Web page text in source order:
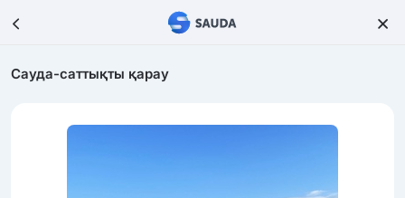
Сауда-саттықты қарау